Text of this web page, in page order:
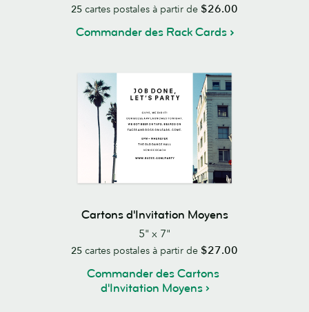
25 cartes postales à partir de $26.00
Commander des Rack Cards
Cartons d'Invitation Moyens
5" x 7"
25 cartes postales à partir de $27.00
Commander des Cartons
d'Invitation Moyens